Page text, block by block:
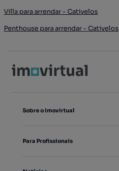
Villa para arrendar - Cativelos
Penthouse para arrendar - Cativelos
Sobre o Imovirtual
Para Profissionais